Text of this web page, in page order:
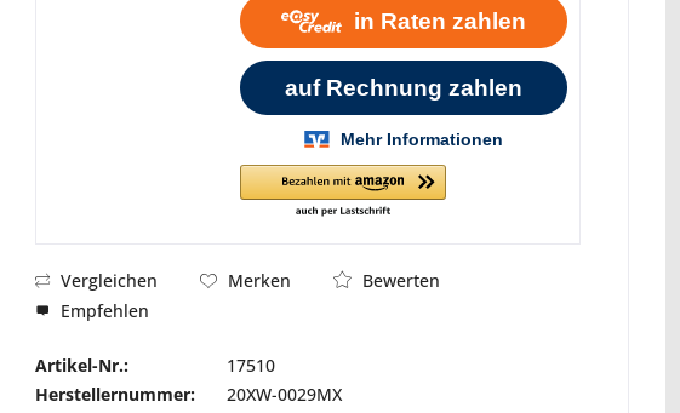
Vergleichen Merken
Bewerten
Empfehlen
Artikel-Nr.:
17510
Herstellernummer:
20XW-0029MX